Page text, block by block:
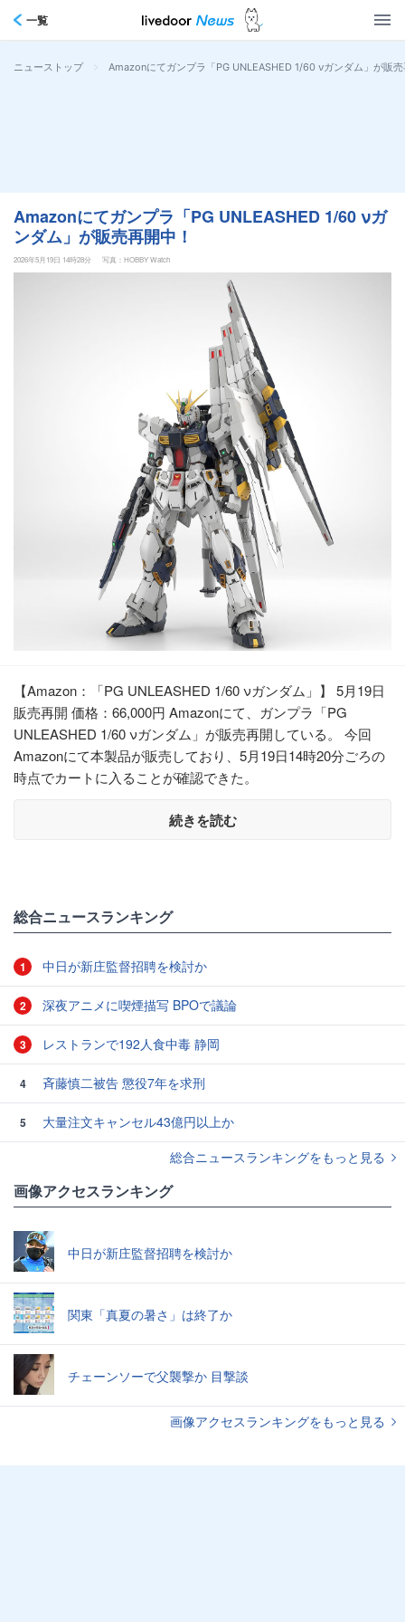
一覧
ニューストップ > Amazonにてガンプラ「PG UNLEASHED 1/60 νガンダム」が販
Amazonにてガンプラ「PG UNLEASHED 1/60 νガ
ンダム」が販売再開中！
2026年5月19日 14時28分 写真：HOBBY Watch
【Amazon：「PG UNLEASHED 1/60 νガンダム」】 5月19日
販売再開 価格：66,000円 Amazonにて、ガンプラ「PG
UNLEASHED 1/60 νガンダム」が販売再開している。 今回
Amazonにて本製品が販売しており、5月19日14時20分ごろの
時点でカートに入ることが確認できた。
続きを読む
総合ニュースランキング
1 中日が新庄監督招聘を検討か
2 深夜アニメに喫煙描写 BPOで議論
3 レストランで192人食中毒 静岡
4 斉藤慎二被告 懲役7年を求刑
5
大量注文キャンセル43億円以上か
総合ニュースランキングをもっと見る
画像アクセスランキング
中日が新庄監督招聘を検討か
関東「真夏の暑さ」は終了か
チェーンソーで父襲撃か 目撃談
画像アクセスランキングをもっと見る